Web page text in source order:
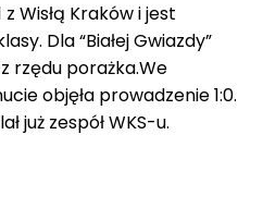
z Wisłą Kraków i jest
Dla “Białej Gwiazdy”
rzędu porażka.We
objęła prowadzenie 1:0.
już zespół WKS-u.